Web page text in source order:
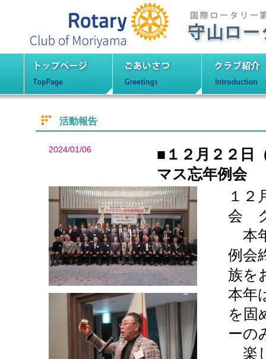
守山ロータリーク
活動報告
2024/01/06
■１２月２２
マス忘年例会
１２
会
本
例会
族を
本年
を固
ーの
楽